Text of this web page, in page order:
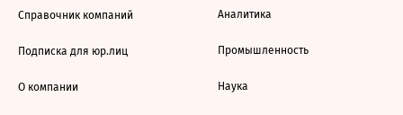
Справочник компаний
Подписка для юр.лиц
О компании
Аналитика
Промышленность
Наука